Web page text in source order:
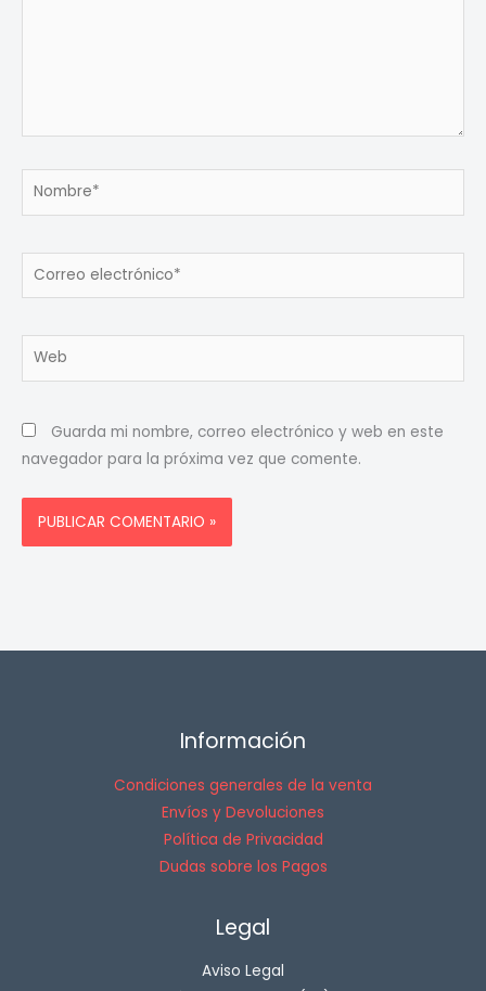
Nombre*
Correo
Web
Guarda mi nombre, correo electrónico y web en este
navegador para la próxima vez que comente.
Información
Condiciones generales de la venta
Envíos y Devoluciones
Política de Privacidad
Dudas sobre los Pagos
Legal
Aviso Legal